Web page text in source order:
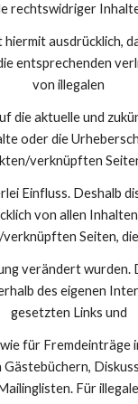
rechtswidriger
ausdrücklich,
entsprechenden
von illegalen
die aktuelle und
oder die
verknüpften
Einfluss. Deshalb
von allen
/verknüpften Seiten, die
verändert wurden.
des eigenen
gesetzten Links und
für Fremdeinträge
Für